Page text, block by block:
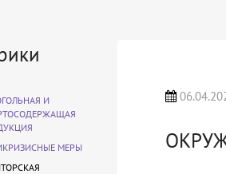
И
МЕРЫ